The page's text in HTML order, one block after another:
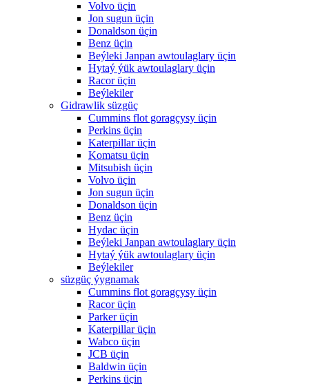
Volvo üçin
Jon sugun üçin
Donaldson üçin
Benz üçin
Beýleki Janpan awtoulaglary üçin
Hytaý ýük awtoulaglary üçin
Racor üçin
Beýlekiler
Gidrawlik süzgüç
Cummins flot goragçysy üçin
Perkins üçin
Katerpillar üçin
Komatsu üçin
Mitsubish üçin
Volvo üçin
Jon sugun üçin
Donaldson üçin
Benz üçin
Hydac üçin
Beýleki Janpan awtoulaglary üçin
Hytaý ýük awtoulaglary üçin
Beýlekiler
süzgüç ýygnamak
Cummins flot goragçysy üçin
Racor üçin
Parker üçin
Katerpillar üçin
Wabco üçin
JCB üçin
Baldwin üçin
Perkins üçin